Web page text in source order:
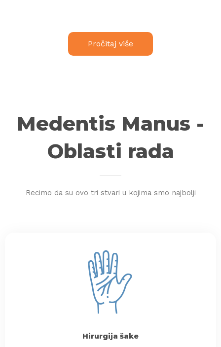
Pročitaj više
Medentis Manus -
Oblasti rada
Recimo da su ovo tri stvari u kojima smo najbolji
Hirurgija šake